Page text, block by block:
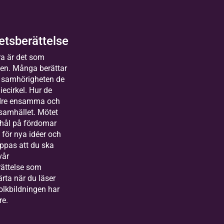
e
8 tillfällen
i katolska
till Bilda
långt
heart
är det som
Många berättar
de
Hur de
ensamma och
Mötet
på fördomar
nya idéer och
att du ska
som
när du läser
har